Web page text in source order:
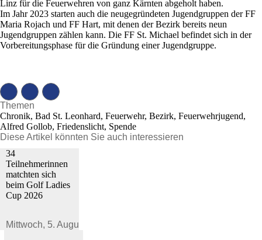
Linz für die Feuerwehren von ganz Kärnten abgeholt haben.
Im Jahr 2023 starten auch die neugegründeten Jugendgruppen der FF
Maria Rojach und FF Hart, mit denen der Bezirk bereits neun
Jugendgruppen zählen kann. Die FF St. Michael befindet sich in der
Vorbereitungsphase für die Gründung einer Jugendgruppe.
Themen
Chronik, Bad St. Leonhard, Feuerwehr, Bezirk, Feuerwehrjugend,
Alfred Gollob, Friedenslicht, Spende
Diese Artikel könnten Sie auch interessieren
34
Teilnehmerinnen
matchten sich
beim Golf Ladies
Cup 2026
Mittwoch, 5. August 2026